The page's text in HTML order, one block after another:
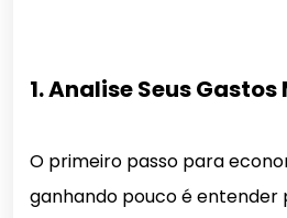
1. Analise Seus Gastos
O primeiro passo para
ganhando pouco é entender